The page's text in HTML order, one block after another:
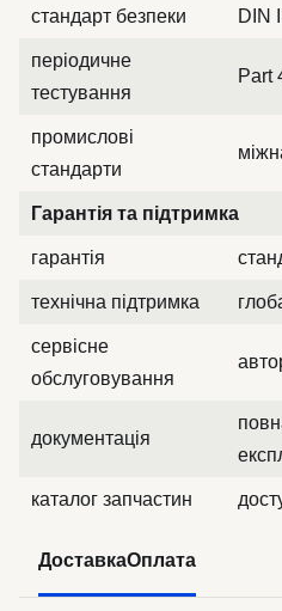
стандарт безпеки DIN
періодичне
тестування
Part
промислові
стандарти
Гарантія та підтримка
гарантія
технічна підтримка
сервісне
обслуговування
документація
каталог запчастин
ДоставкаОплата